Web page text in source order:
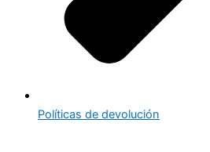
Políticas de devolución